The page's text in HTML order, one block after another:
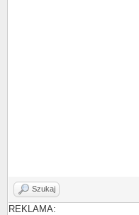
Szukaj
REKLAMA: